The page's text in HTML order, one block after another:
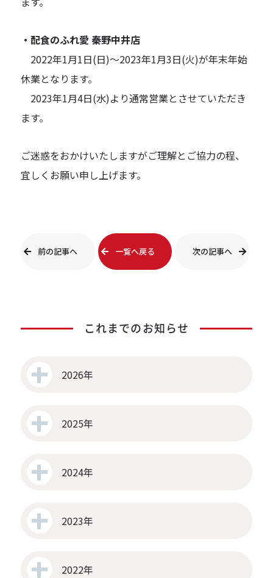
・配食のふれ愛 秦野中井店
2022年1月1日(日)～2023年1月3日(火)が年末年始
休業となります。
2023年1月4日(水)より通常営業とさせていただき
ます。
ご迷惑をおかけいたしますがご理解とご協力の程、
宜しくお願い申し上げます。
前の記事へ 一覧へ戻る 次の記事へ
これまでのお知らせ
2026年
2025年
2024年
2023年
2022年